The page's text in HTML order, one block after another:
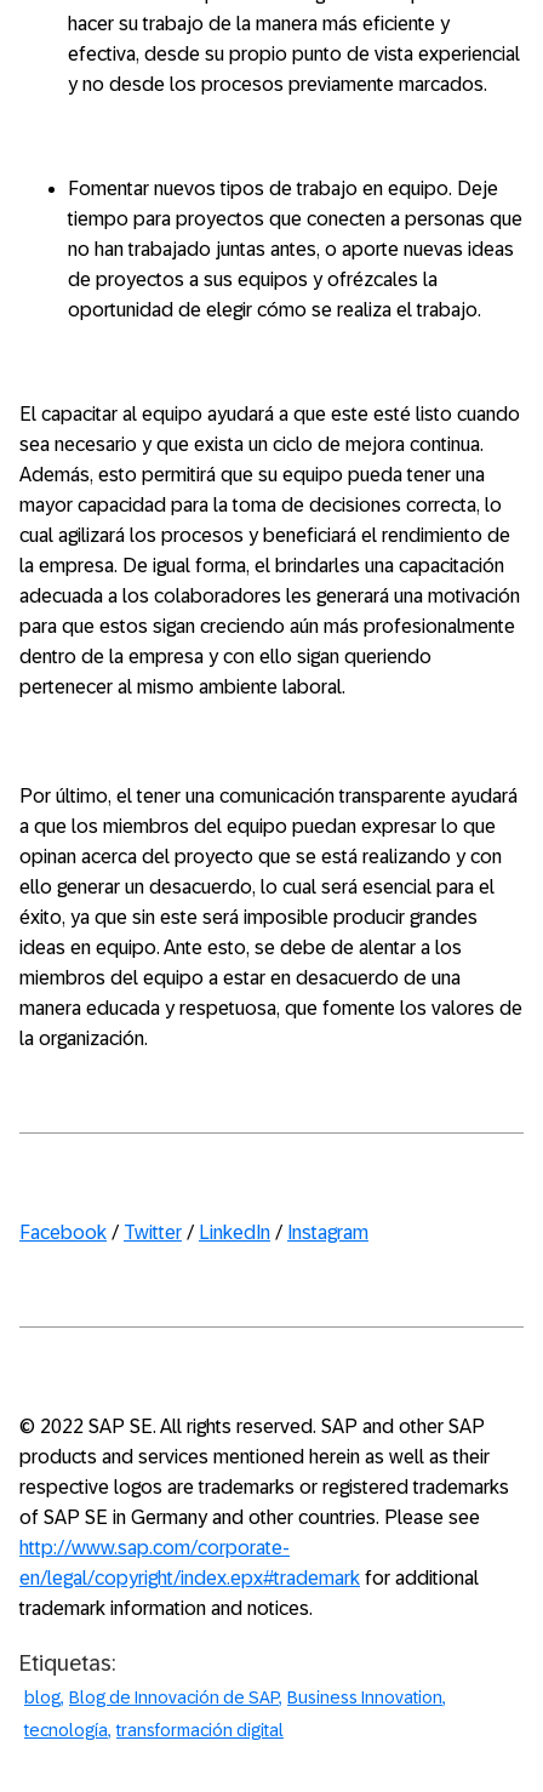
hacer su trabajo de la manera más eficiente y
efectiva, desde su propio punto de vista experiencial
y no desde los procesos previamente marcados.
Fomentar nuevos tipos de trabajo en equipo. Deje
tiempo para proyectos que conecten a personas que
no han trabajado juntas antes, o aporte nuevas ideas
de proyectos a sus equipos y ofrézcales la
oportunidad de elegir cómo se realiza el trabajo.
El capacitar al equipo ayudará a que este esté listo cuando
sea necesario y que exista un ciclo de mejora continua.
Además, esto permitirá que su equipo pueda tener una
mayor capacidad para la toma de decisiones correcta, lo
cual agilizará los procesos y beneficiará el rendimiento de
la empresa. De igual forma, el brindarles una capacitación
adecuada a los colaboradores les generará una motivación
para que estos sigan creciendo aún más profesionalmente
dentro de la empresa y con ello sigan queriendo
pertenecer al mismo ambiente laboral.
Por último, el tener una comunicación transparente ayudará
a que los miembros del equipo puedan expresar lo que
opinan acerca del proyecto que se está realizando y con
ello generar un desacuerdo, lo cual será esencial para el
éxito, ya que sin este será imposible producir grandes
ideas en equipo. Ante esto, se debe de alentar a los
miembros del equipo a estar en desacuerdo de una
manera educada y respetuosa, que fomente los valores de
la organización.
Facebook / Twitter / LinkedIn / Instagram
© 2022 SAP SE. All rights reserved. SAP and other SAP
products and services mentioned herein as well as their
respective logos are trademarks or registered trademarks
of SAP SE in Germany and other countries. Please see
http://www.sap.com/corporate-
en/legal/copyright/index.epx#trademark for additional
trademark information and notices.
Etiquetas:
blog Blog de Innovación de SAP Business Innovation
tecnología transformación digital